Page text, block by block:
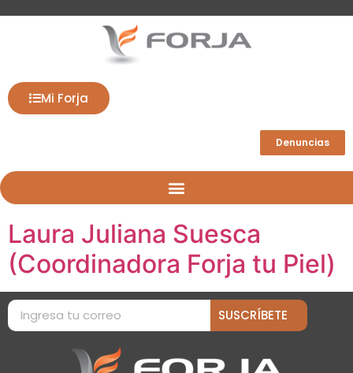
Mi Forja
Denuncias
Laura Juliana Suesca
(Coordinadora Forja tu Piel)
SUSCRÍBETE